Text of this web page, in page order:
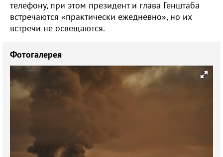
телефону, при этом президент и глава Генштаба
встречаются «практически ежедневно», но их
встречи не освещаются.
Фотогалерея